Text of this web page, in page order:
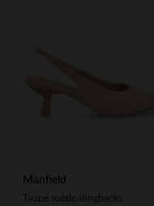
Manfield
Taupe suède slingbacks